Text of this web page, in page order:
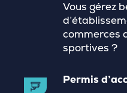
Vous gérez
commerces
sportives ?
Permis